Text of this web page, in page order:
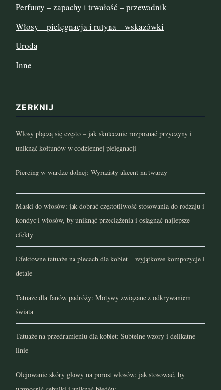
kwiecień 2022
luty 2022
styczeń 2022
grudzień 2021
październik 2021
wrzesień 2021
sierpień 2021
lipiec 2021
czerwiec 2021
maj 2021
kwiecień 2021
marzec 2021
Perfumy – zapachy i trwałość – przewodnik
Włosy – pielęgnacja i rutyna – wskazówki
Uroda
Inne
ZERKNIJ
Włosy plączą się często – jak skutecznie rozpoznać przyczyny i
uniknąć kołtunów w codziennej pielęgnacji
Piercing w wardze dolnej: Wyrazisty akcent na twarzy
Maski do włosów: jak dobrać częstotliwość stosowania do rodzaju i
kondycji włosów, by uniknąć przeciążenia i osiągnąć najlepsze
efekty
Efektowne tatuaże na plecach dla kobiet – wyjątkowe kompozycje i
detale
Tatuaże dla fanów podróży: Motywy związane z odkrywaniem
świata
Tatuaże na przedramieniu dla kobiet: Subtelne wzory i delikatne
linie
Olejowanie skóry głowy na porost włosów: jak stosować, by